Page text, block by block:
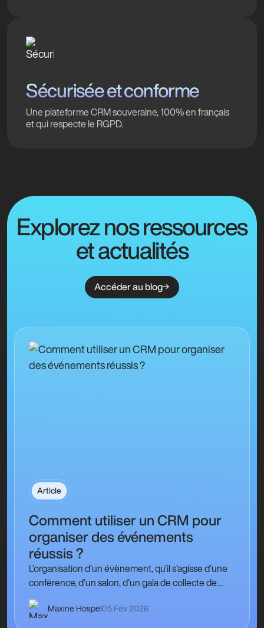
Sécurisée et conforme
Une plateforme CRM souveraine, 100% en français
et qui respecte le RGPD.
Explorez nos ressources
et actualités
Accéder au blog
Article
Comment utiliser un CRM pour
organiser des événements
réussis ?
L’organisation d’un évènement, qu’il s’agisse d’une
conférence, d’un salon, d’un gala de collecte de
fonds, d’une cérémonie protocolaire ou encore
d’une journée portes ouvertes,…
Maxine Hospel05 Fév 2026